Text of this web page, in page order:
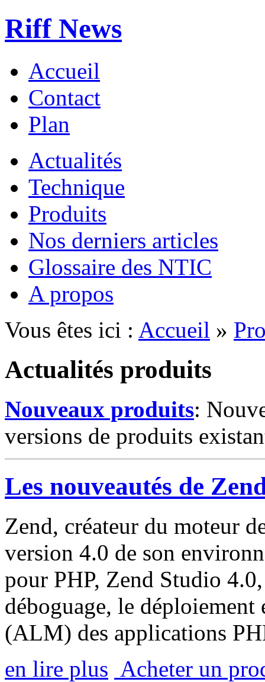
Riff News
Accueil
Contact
Plan
Actualités
Technique
Produits
Nos derniers articles
Glossaire des NTIC
A propos
Vous êtes ici : Accueil »
Actualités produits
Nouveaux produits:
versions de produits
Les nouveautés de
Zend, créateur du moteur
version 4.0 de son
pour PHP, Zend Studio
déboguage, le
(ALM) des applications
en lire plus Acheter un